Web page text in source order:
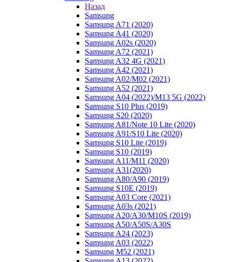
Назад
Samsung
Samsung A71 (2020)
Samsung A41 (2020)
Samsung A02s (2020)
Samsung A72 (2021)
Samsung A32 4G (2021)
Samsung A42 (2021)
Samsung A02/M02 (2021)
Samsung A52 (2021)
Samsung A04 (2022)/M13 5G (2022)
Samsung S10 Plus (2019)
Samsung S20 (2020)
Samsung A81/Note 10 Lite (2020)
Samsung A91/S10 Lite (2020)
Samsung S10 Lite (2019)
Samsung S10 (2019)
Samsung A11/M11 (2020)
Samsung A31(2020)
Samsung A80/A90 (2019)
Samsung S10E (2019)
Samsung A03 Core (2021)
Samsung A03s (2021)
Samsung A20/A30/M10S (2019)
Samsung A50/A50S/A30S
Samsung A24 (2023)
Samsung A03 (2022)
Samsung M52 (2021)